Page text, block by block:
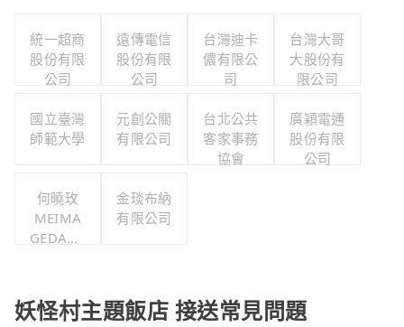
統一超商
股份有限
公司
遠傳電信
股份有限
公司
台灣迪卡
儂有限公
司
台灣大哥
大股份有
限公司
國立臺灣
師範大學
元創公關
有限公司
台北公共
客家事務
協會
廣穎電通
股份有限
公司
何曉玫
MEIMA
GEDANC
金琰布納
有限公司
妖怪村主題飯店 接送常見問題